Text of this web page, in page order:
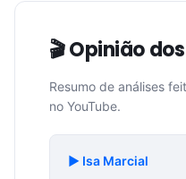
🎬 Opinião
Resumo de análises
no YouTube.
▶️ Isa Marcial